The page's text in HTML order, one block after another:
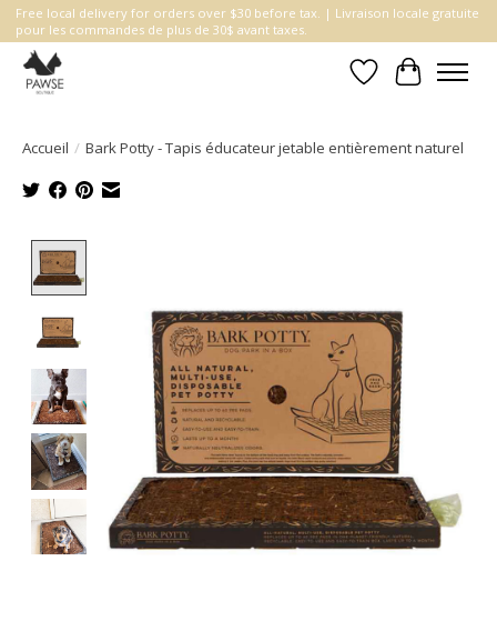
Free local delivery for orders over $30 before tax. | Livraison locale gratuite
pour les commandes de plus de 30$ avant taxes.
Liste dePanier
Accueil / Bark Potty - Tapis éducateur jetable entièrement naturel